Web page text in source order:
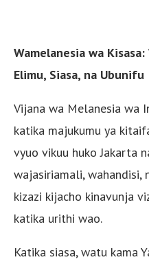
Wamelanesia wa
Elimu, Siasa, na Ubunifu
Vijana wa Melanesia wa
katika majukumu ya
vyuo vikuu huko Jakarta
wajasiriamali, wahandisi,
kizazi kijacho kinavunja
katika urithi wao.
Katika siasa, watu kama